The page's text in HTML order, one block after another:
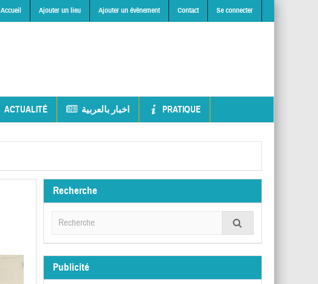
Accueil Ajouter un lieu Ajouter un évènement Contact Se connecter
ACTUALITÉ اخبار بالعربية PRATIQUE
Recherche
Publicité